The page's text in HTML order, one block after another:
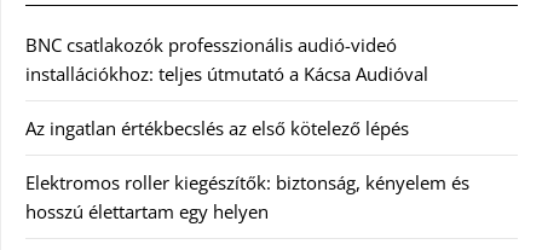
BNC csatlakozók professzionális audió-videó
installációkhoz: teljes útmutató a Kácsa Audióval
Az ingatlan értékbecslés az első kötelező lépés
Elektromos roller kiegészítők: biztonság, kényelem és
hosszú élettartam egy helyen